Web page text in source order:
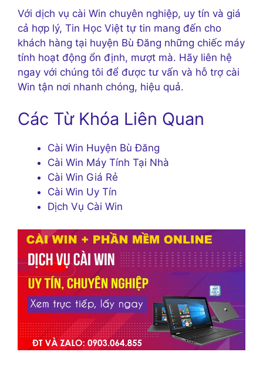
Với dịch vụ cài Win chuyên nghiệp, uy tín và giá
cả hợp lý, Tin Học Việt tự tin mang đến cho
khách hàng tại huyện Bù Đăng những chiếc máy
tính hoạt động ổn định, mượt mà. Hãy liên hệ
ngay với chúng tôi để được tư vấn và hỗ trợ cài
Win tận nơi nhanh chóng, hiệu quả.
Các Từ Khóa Liên Quan
Cài Win Huyện Bù Đăng
Cài Win Máy Tính Tại Nhà
Cài Win Giá Rẻ
Cài Win Uy Tín
Dịch Vụ Cài Win